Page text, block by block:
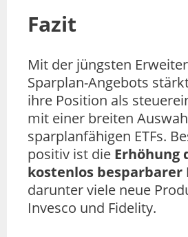
Fazit
Mit der jüngsten
Sparplan-Angebots
ihre Position als
mit einer breiten
sparplanfähigen ETFs.
positiv ist die Erhöhung
kostenlos besparbarer
darunter viele neue
Invesco und Fidelity.